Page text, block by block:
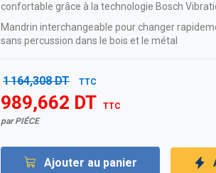
confortable grâce à la technologie Bosch
Mandrin interchangeable pour changer
sans percussion dans le bois et le métal
1 164,308 DT TTC
989,662 DT
TTC
par PIÉCE
Ajouter au panier